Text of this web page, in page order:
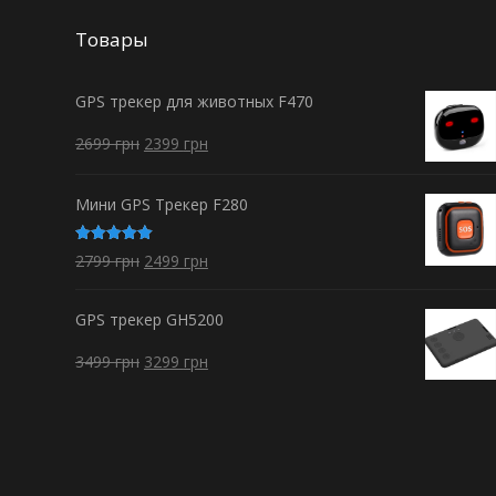
Товары
GPS трекер для животных F470
2699грн 2399 грн
Мини GPS Трекер F280
Оценка
5.00из 5
2799грн 2499 грн
GPS трекер GH5200
3499грн 3299 грн